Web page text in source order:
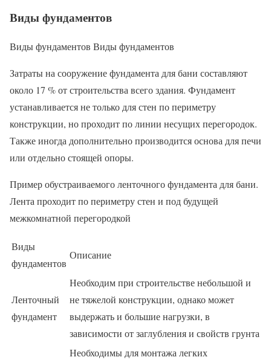
Виды фундаментов
Виды фундаментов Виды фундаментов
Затраты на сооружение фундамента для бани составляют
около 17 % от строительства всего здания. Фундамент
устанавливается не только для стен по периметру
конструкции, но проходит по линии несущих перегородок.
Также иногда дополнительно производится основа для печи
или отдельно стоящей опоры.
Пример обустраиваемого ленточного фундамента для бани.
Лента проходит по периметру стен и под будущей
межкомнатной перегородкой
Виды
фундаментов
Описание
Ленточный
фундамент
Необходим при строительстве небольшой и
не тяжелой конструкции, однако может
выдержать и большие нагрузки, в
зависимости от заглубления и свойств грунта
Необходимы для монтажа легких